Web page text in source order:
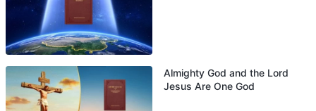
Almighty God and the Lord
Jesus Are One God